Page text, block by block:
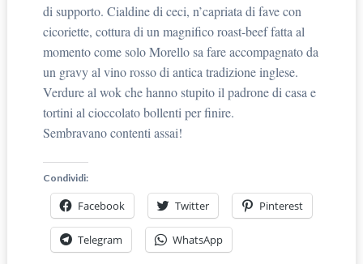
di supporto. Cialdine di ceci, n’capriata di fave con
cicoriette, cottura di un magnifico roast-beef fatta al
momento come solo Morello sa fare accompagnato da
un gravy al vino rosso di antica tradizione inglese.
Verdure al wok che hanno stupito il padrone di casa e
tortini al cioccolato bollenti per finire.
Sembravano contenti assai!
Condividi:
Facebook Twitter Pinterest
Telegram WhatsApp